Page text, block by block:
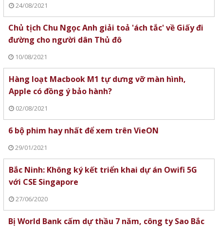
24/08/2021
Chủ tịch Chu Ngọc Anh giải toả 'ách tắc' về Giấy đi
đường cho người dân Thủ đô
10/08/2021
Hàng loạt Macbook M1 tự dưng vỡ màn hình,
Apple có đồng ý bảo hành?
02/08/2021
6 bộ phim hay nhất để xem trên VieON
29/01/2021
Bắc Ninh: Không ký kết triển khai dự án Owifi 5G
với CSE Singapore
27/06/2020
Bị World Bank cấm dự thầu 7 năm, công ty Sao Bắc